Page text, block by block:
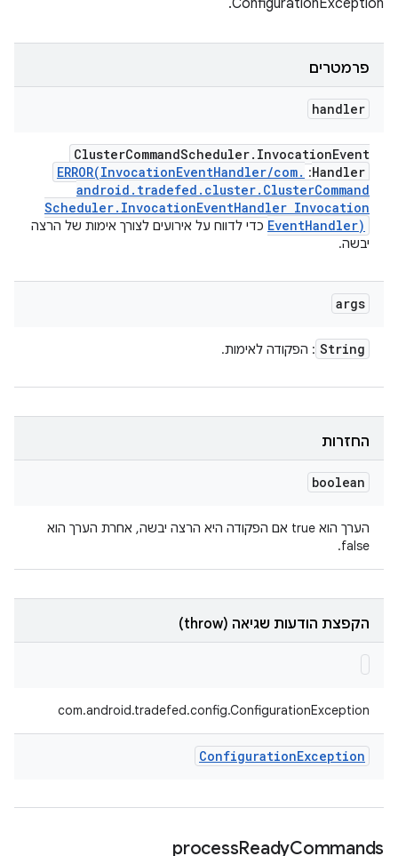
ConfigurationException.
פרמטרים
handler
ClusterCommandScheduler. InvocationEvent
Handler
:
ERROR(InvocationEventHandler/com.
android . tradefed . cluster. ClusterCommand
Scheduler. InvocationEventHandler Invocation
EventHandler)
כדי לדווח על אירועים לצורך אימות של הרצה
יבשה.
args
String : הפקודה לאימות.
החזרות
boolean
הערך הוא true אם הפקודה היא הרצה יבשה, אחרת הערך הוא
false.
הקפצת הודעות שגיאה (throw)
com.android.tradefed.config.ConfigurationException
ConfigurationException
processReadyCommands